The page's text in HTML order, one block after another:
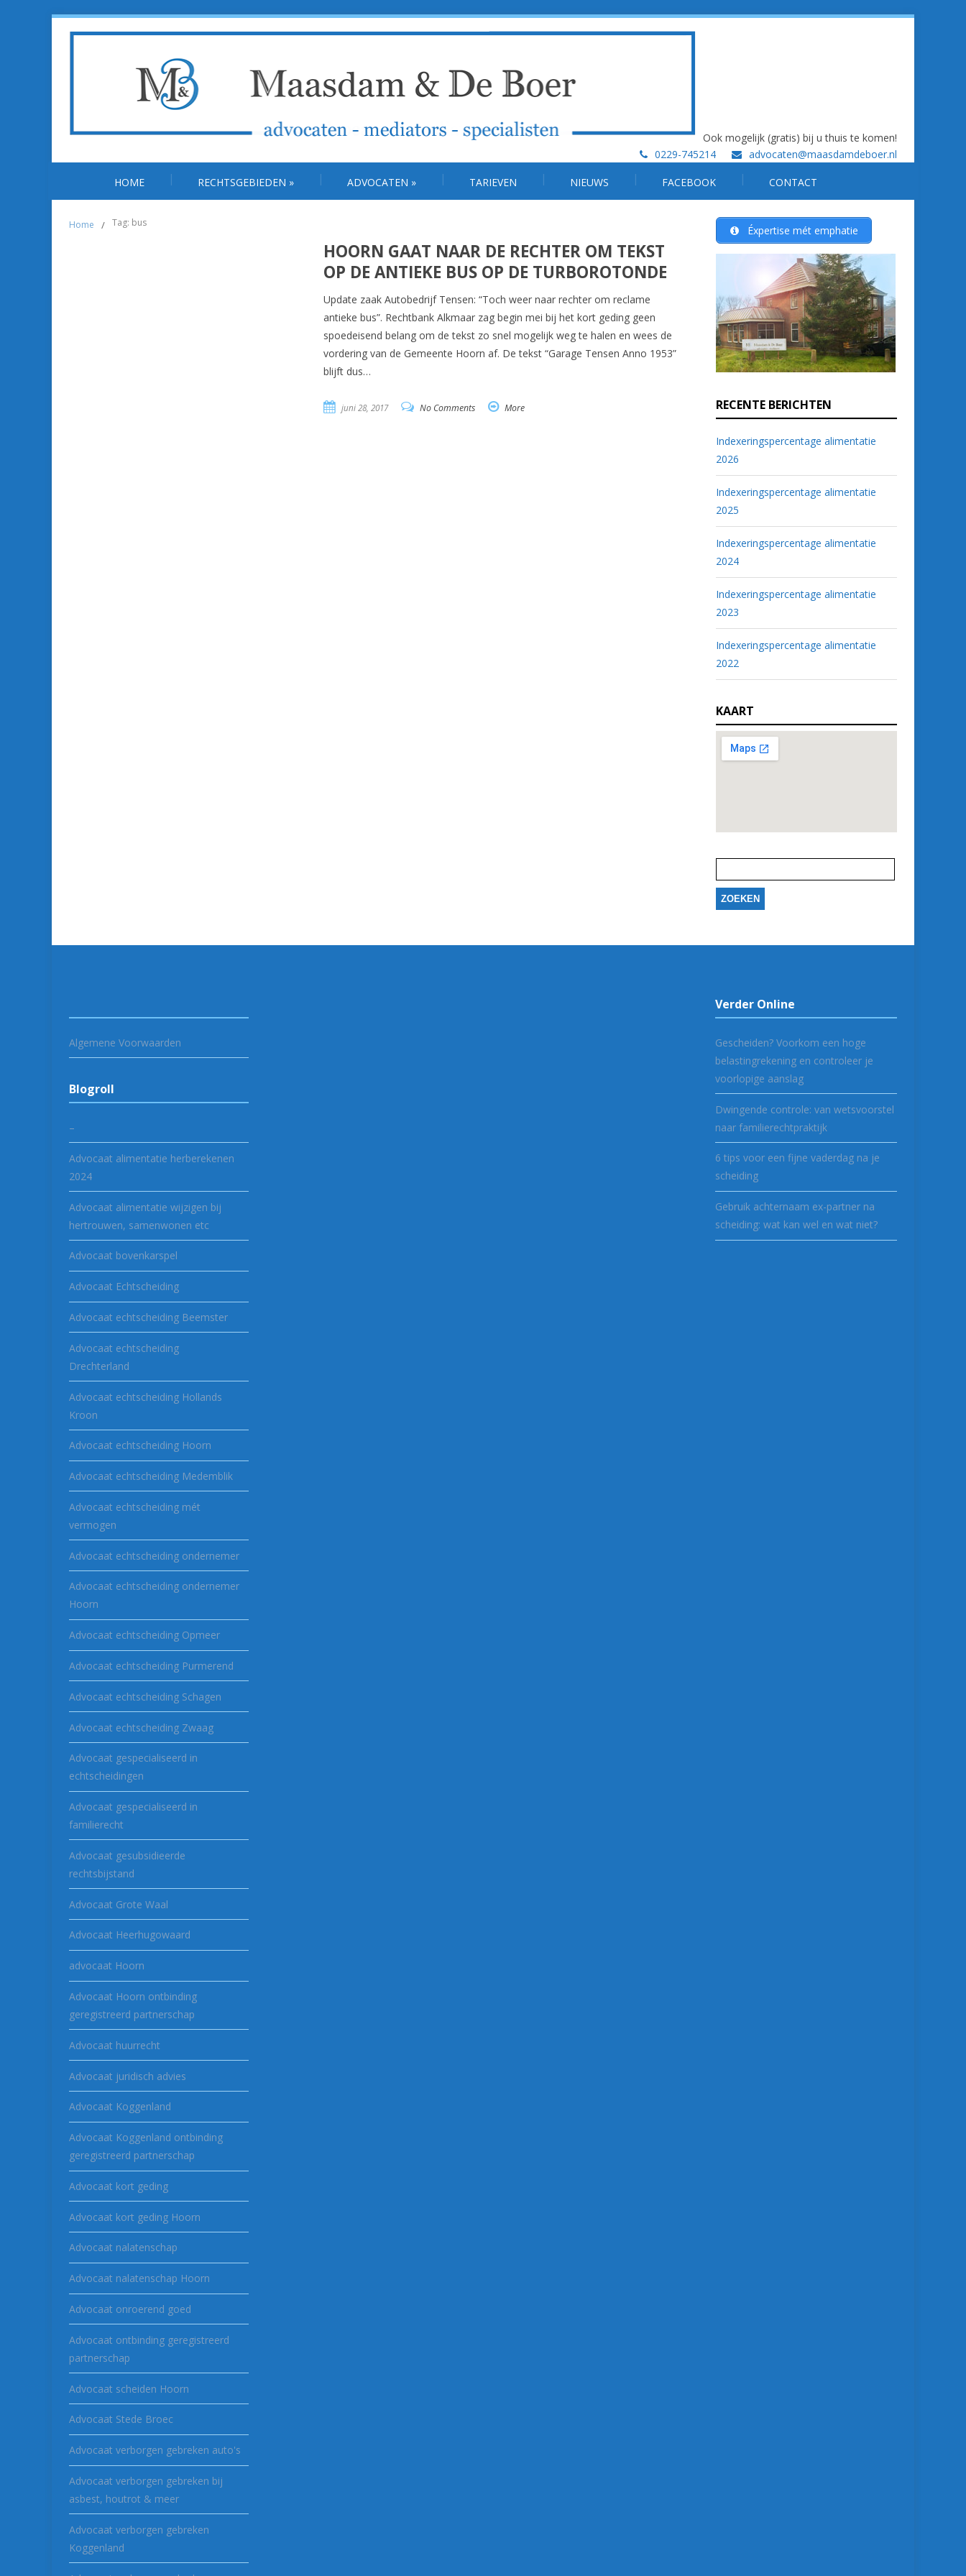
Ook mogelijk (gratis) bij u thuis te komen!
0229-745214
advocaten@maasdamdeboer.nl
HOME RECHTSGEBIEDEN » ADVOCATEN » TARIEVEN NIEUWS FACEBOOK CONTACT
Home / Tag: bus
HOORN GAAT NAAR DE RECHTER OM TEKST
OP DE ANTIEKE BUS OP DE TURBOROTONDE
Update zaak Autobedrijf Tensen: “Toch weer naar rechter om reclame
antieke bus”. Rechtbank Alkmaar zag begin mei bij het kort geding geen
spoedeisend belang om de tekst zo snel mogelijk weg te halen en wees de
vordering van de Gemeente Hoorn af. De tekst “Garage Tensen Anno 1953”
blijft dus…
juni 28, 2017 No Comments More
Éxpertise mét emphatie
RECENTE BERICHTEN
Indexeringspercentage alimentatie
2026
Indexeringspercentage alimentatie
2025
Indexeringspercentage alimentatie
2024
Indexeringspercentage alimentatie
2023
Indexeringspercentage alimentatie
2022
KAART
naar:
Algemene Voorwaarden
Blogroll
–
Advocaat alimentatie herberekenen
2024
Advocaat alimentatie wijzigen bij
hertrouwen, samenwonen etc
Advocaat bovenkarspel
Advocaat Echtscheiding
Advocaat echtscheiding Beemster
Advocaat echtscheiding
Drechterland
Advocaat echtscheiding Hollands
Kroon
Advocaat echtscheiding Hoorn
Advocaat echtscheiding Medemblik
Advocaat echtscheiding mét
vermogen
Advocaat echtscheiding ondernemer
Advocaat echtscheiding ondernemer
Hoorn
Advocaat echtscheiding Opmeer
Advocaat echtscheiding Purmerend
Advocaat echtscheiding Schagen
Advocaat echtscheiding Zwaag
Advocaat gespecialiseerd in
echtscheidingen
Advocaat gespecialiseerd in
familierecht
Advocaat gesubsidieerde
rechtsbijstand
Advocaat Grote Waal
Advocaat Heerhugowaard
advocaat Hoorn
Advocaat Hoorn ontbinding
geregistreerd partnerschap
Advocaat huurrecht
Advocaat juridisch advies
Advocaat Koggenland
Advocaat Koggenland ontbinding
geregistreerd partnerschap
Advocaat kort geding
Advocaat kort geding Hoorn
Advocaat nalatenschap
Advocaat nalatenschap Hoorn
Advocaat onroerend goed
Advocaat ontbinding geregistreerd
partnerschap
Advocaat scheiden Hoorn
Advocaat Stede Broec
Advocaat verborgen gebreken auto's
Advocaat verborgen gebreken bij
asbest, houtrot & meer
Advocaat verborgen gebreken
Koggenland
Verder Online
Gescheiden? Voorkom een hoge
belastingrekening en controleer je
voorlopige aanslag
Dwingende controle: van wetsvoorstel
naar familierechtpraktijk
6 tips voor een fijne vaderdag na je
scheiding
Gebruik achternaam ex-partner na
scheiding: wat kan wel en wat niet?